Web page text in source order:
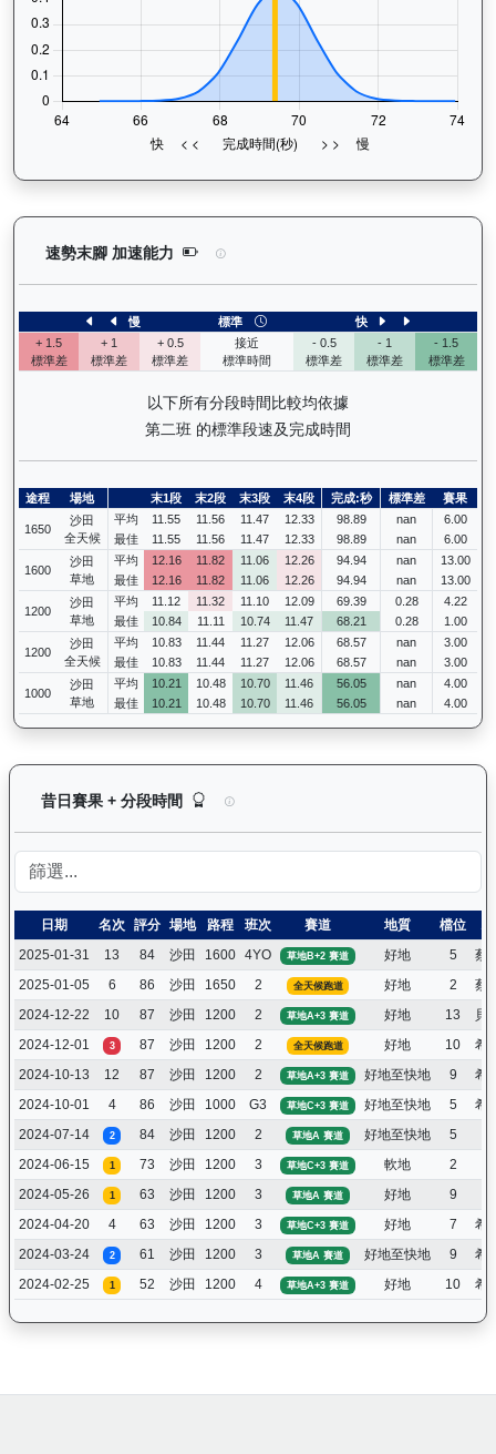
速勢末腳 加速能力 龍之輝（H410）— 速勢末腳加速能
慢 標準
快
+ 1.5
標準差
+ 1
標準差
+ 0.5
標準差
接近
標準時間
- 0.5
標準差
- 1
標準差
- 1.5
標準差
以下所有分段時間比較均依據
第二班 的標準段速及完成時間
途程 場地 末1段 末2段 末3段 末4段 完成:秒 標準差 賽果
1650
沙田
全天候
平均 11.55 11.56 11.47 12.33 98.89 nan
6.00
最佳
11.55 11.56 11.47 12.33 98.89 nan 6.00
1600
沙田
草地
平均 12.16 11.82 11.06 12.26 94.94 nan
13.00
最佳
12.16 11.82 11.06 12.26 94.94 nan 13.00
1200
沙田
草地
平均 11.12 11.32 11.10 12.09 69.39 0.28
4.22
最佳
10.84 11.11 10.74 11.47 68.21 0.28 1.00
1200
沙田
全天候
平均 10.83 11.44 11.27 12.06 68.57 nan
3.00
最佳
10.83 11.44 11.27 12.06 68.57 nan 3.00
1000
沙田
草地
平均 10.21 10.48 10.70 11.46 56.05 nan
4.00
最佳
10.21 10.48 10.70 11.46 56.05 nan 4.00
昔日賽果 + 分段時間 龍之輝（H410）— 昔日賽果及分段
日期 名次 評分 場地 路程 班次 賽道 地質 檔位
2025-01-31
13 84 沙田 1600 4YO 草地B+2 賽道 好地 5
蔡
2025-01-05
6 86 沙田 1650 2 全天候跑道 好地 2
蔡
2024-12-22
10 87 沙田 1200 2 草地A+3 賽道 好地 13
貝
2024-12-01
3 87 沙田 1200 2 全天候跑道 好地 10
希
2024-10-13
12 87 沙田 1200 2 草地A+3 賽道 好地至快地 9
希
2024-10-01
4 86 沙田 1000 G3 草地C+3 賽道 好地至快地 5
希
2024-07-14
2 84 沙田 1200 2 草地A 賽道 好地至快地 5
2024-06-15
1 73 沙田 1200 3 草地C+3 賽道 軟地 2
2024-05-26
1 63 沙田 1200 3 草地A 賽道 好地 9
2024-04-20
4 63 沙田 1200 3 草地C+3 賽道 好地 7
希
2024-03-24
2 61 沙田 1200 3 草地A 賽道 好地至快地 9
希
2024-02-25
1 52 沙田 1200 4 草地A+3 賽道 好地 10 希